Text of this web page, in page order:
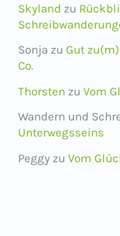
Skyland zu
Sonja zuGut
Co.
Thorsten zuVom
Wandern und
Unterwegsseins
Peggy zuVom